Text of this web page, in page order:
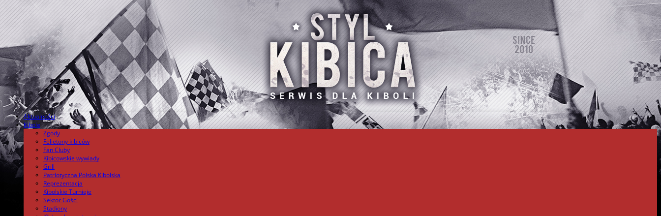
Aktualności .
Kibole
Zgody
Felietony kibiców
Fan Cluby
Kibicowskie wywiady
Grill
Patriotyczna Polska Kibolska
Reprezentacja
Kibolskie Turnieje
Sektor Gości
Stadiony